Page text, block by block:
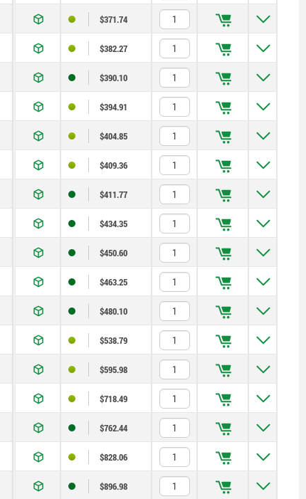
$371.74
$382.27
$390.10
$394.91
$404.85
$409.36
$411.77
$434.35
$450.60
$463.25
$480.10
$538.79
$595.98
$718.49
$762.44
$828.06
$896.98